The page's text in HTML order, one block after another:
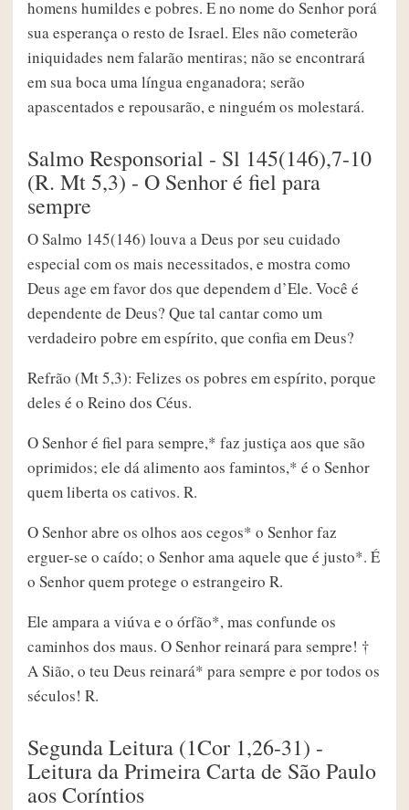
homens humildes e pobres. E no nome do Senhor porá
sua esperança o resto de Israel. Eles não cometerão
iniquidades nem falarão mentiras; não se encontrará
em sua boca uma língua enganadora; serão
apascentados e repousarão, e ninguém os molestará.
Salmo Responsorial - Sl 145(146),7-10
(R. Mt 5,3) - O Senhor é fiel para
sempre
O Salmo 145(146) louva a Deus por seu cuidado
especial com os mais necessitados, e mostra como
Deus age em favor dos que dependem d’Ele. Você é
dependente de Deus? Que tal cantar como um
verdadeiro pobre em espírito, que confia em Deus?
Refrão (Mt 5,3): Felizes os pobres em espírito, porque
deles é o Reino dos Céus.
O Senhor é fiel para sempre,* faz justiça aos que são
oprimidos; ele dá alimento aos famintos,* é o Senhor
quem liberta os cativos. R.
O Senhor abre os olhos aos cegos* o Senhor faz
erguer-se o caído; o Senhor ama aquele que é justo*. É
o Senhor quem protege o estrangeiro R.
Ele ampara a viúva e o órfão*, mas confunde os
caminhos dos maus. O Senhor reinará para sempre! †
A Sião, o teu Deus reinará* para sempre e por todos os
séculos! R.
Segunda Leitura (1Cor 1,26-31) -
Leitura da Primeira Carta de São Paulo
aos Coríntios